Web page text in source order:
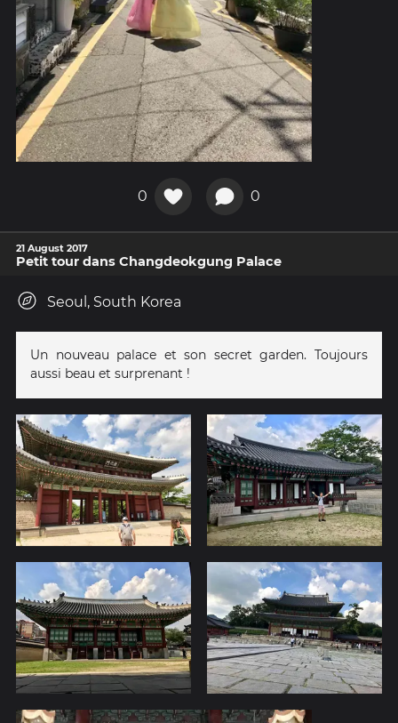
0 0
21 August 2017
Petit tour dans Changdeokgung Palace
Seoul, South Korea
Un nouveau palace et son secret garden. Toujours
aussi beau et surprenant !